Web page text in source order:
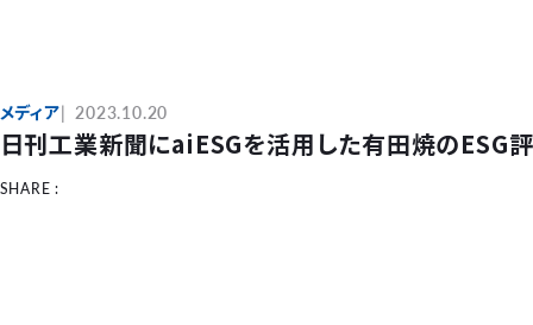
メディア 2023.10.20
日刊工業新聞にaiESGを活用した有田焼のESG
SHARE :